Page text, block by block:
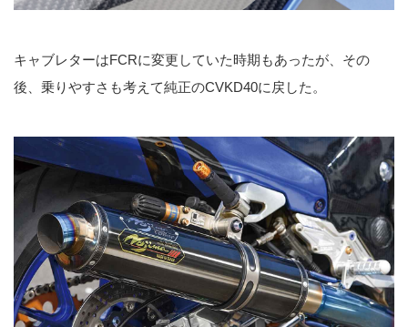
キャブレターはFCRに変更していた時期もあったが、その
後、乗りやすさも考えて純正のCVKD40に戻した。